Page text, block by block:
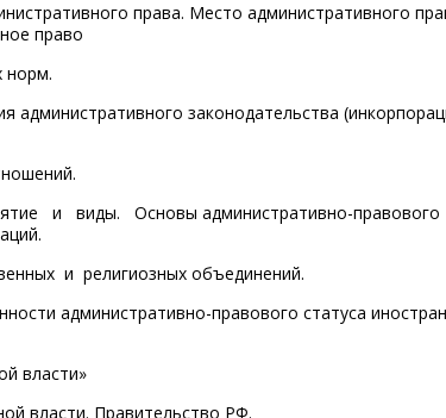
права. Место административного
право
норм.
административного законодательства
и виды. Основы административно-
и религиозных объединений.
административно-правового статуса
власти»
власти. Правительство РФ.